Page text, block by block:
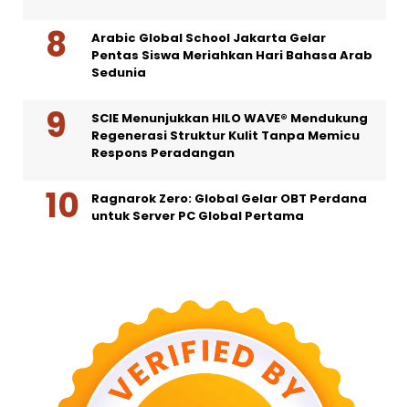
Arabic Global School Jakarta Gelar
Pentas Siswa Meriahkan Hari Bahasa Arab
Sedunia
SCIE Menunjukkan HILO WAVE® Mendukung
Regenerasi Struktur Kulit Tanpa Memicu
Respons Peradangan
Ragnarok Zero: Global Gelar OBT Perdana
untuk Server PC Global Pertama